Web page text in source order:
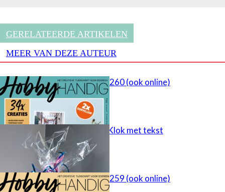
GERELATEERDE ARTIKELEN
MEER VAN DEZE AUTEUR
HobbyHandig 260 (ook online)
cadeau idee – Klok met tekst
HobbyHandig 259 (ook online)